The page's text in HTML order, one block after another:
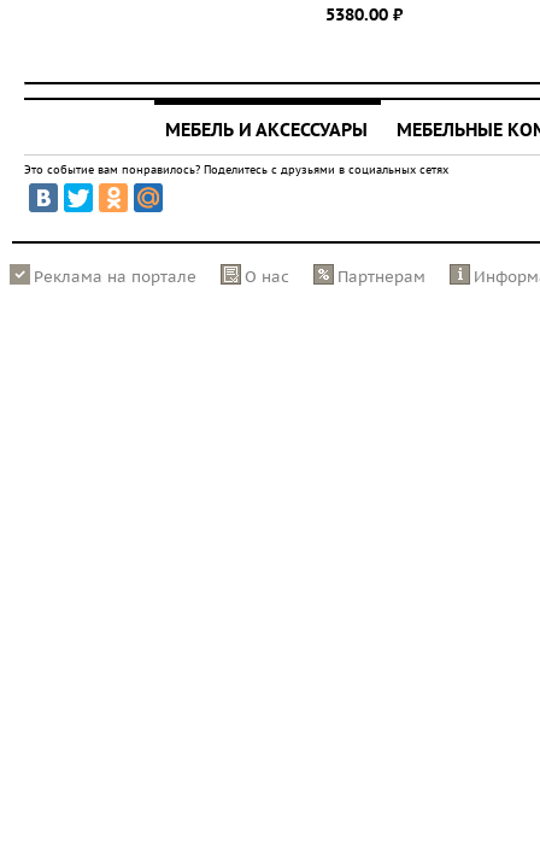
5380.00 ⃏
МЕБЕЛЬ И АКСЕССУАРЫ МЕБЕЛЬНЫЕ
Это событие вам понравилось? Поделитесь с друзьями в социальных сетях
Реклама на портале О нас Партнерам